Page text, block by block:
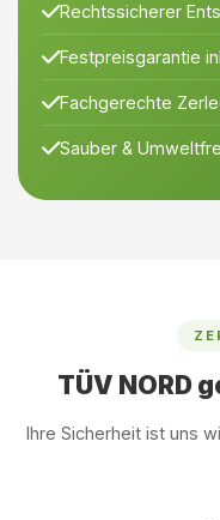
Rechtssicherer
Festpreisgarantie
Fachgerechte
Sauber &
TÜV NORD
Ihre Sicherheit ist uns